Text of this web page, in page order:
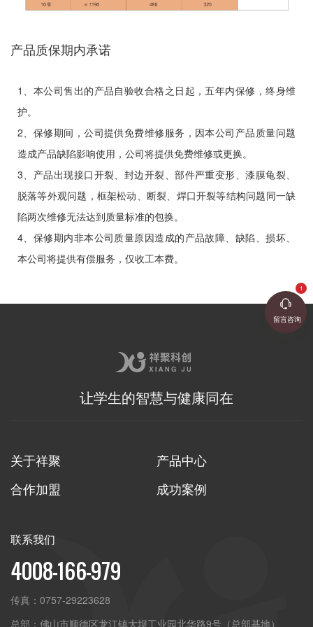
产品质保期内承诺
1、本公司售出的产品自验收合格之日起，五年内保修，终身维
护。
2、保修期间，公司提供免费维修服务，因本公司产品质量问题
造成产品缺陷影响使用，公司将提供免费维修或更换。
3、产品出现接口开裂、封边开裂、部件严重变形、漆膜龟裂、
脱落等外观问题，框架松动、断裂、焊口开裂等结构问题同一缺
陷两次维修无法达到质量标准的包换。
4、保修期内非本公司质量原因造成的产品故障、缺陷、损坏、
本公司将提供有偿服务，仅收工本费。
让学生的智慧与健康同在
关于祥聚
产品中心
合作加盟
成功案例
联系我们
4008-166-979
传真： 0757-29223628
总部： 佛山市顺德区龙江镇大坝工业园北华路9号（总部基地）
留言咨询